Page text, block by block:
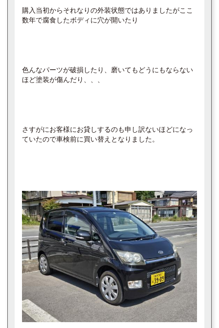
購入当初からそれなりの外装状態ではありましたがここ
数年で腐食したボディに穴が開いたり
色んなパーツが破損したり、磨いてもどうにもならない
ほど塗装が傷んだり、、、
さすがにお客様にお貸しするのも申し訳ないほどになっ
ていたので車検前に買い替えとなりました。